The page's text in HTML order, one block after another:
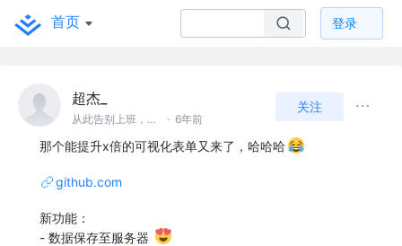
首页 登录
超杰_
从此告别上班，开始新的人生 · 6年前
关注
那个能提升x倍的可视化表单又来了，哈哈哈
github.com
新功能：
- 数据保存至服务器